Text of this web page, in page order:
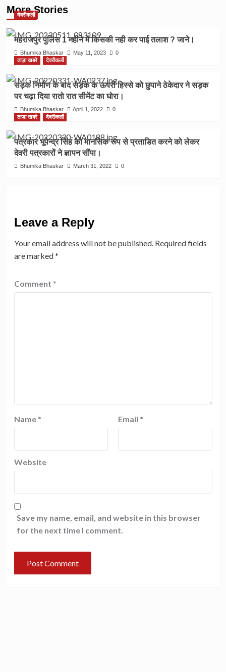
More Stories
देवरीकलाँ
महराजपुर पुलिस 1 महीने में किसकी नही कर पाई तलाश ? जाने।
Bhumika Bhaskar May 11, 2023
0
ताज़ा खबरे
देवरीकलाँ
सड़क निर्माण के बाद सड़क के ऊपरी हिस्से को छुपाने ठेकेदार ने सड़क
पर चढ़ा दिया रातो रात सीमेंट का घोरा।
Bhumika Bhaskar April 1, 2022
0
ताज़ा खबरे
देवरीकलाँ
पत्रकार भूपेन्द्र सिंह को मानसिक रूप से प्रताडित करने को लेकर
देवरी पत्रकारों ने ज्ञापन सौंपा।
Bhumika Bhaskar March 31, 2022 0
Leave a Reply
Your email address will not be published. Required fields
are marked*
Comment *
Name * Email *
Website
Save my name, email, and website in this browser
for the next time I comment.